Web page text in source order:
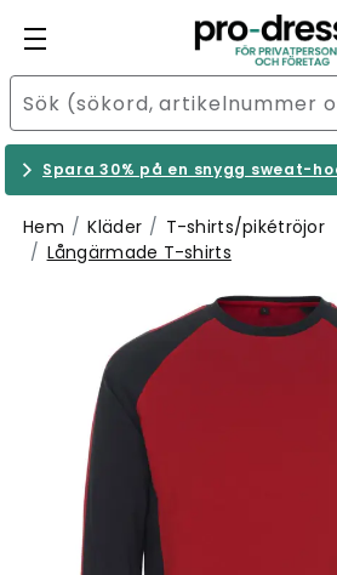
Spara 30% på en snygg sweat-
Hem Kläder
T-shirts/pikétröjor
Långärmade T-shirts